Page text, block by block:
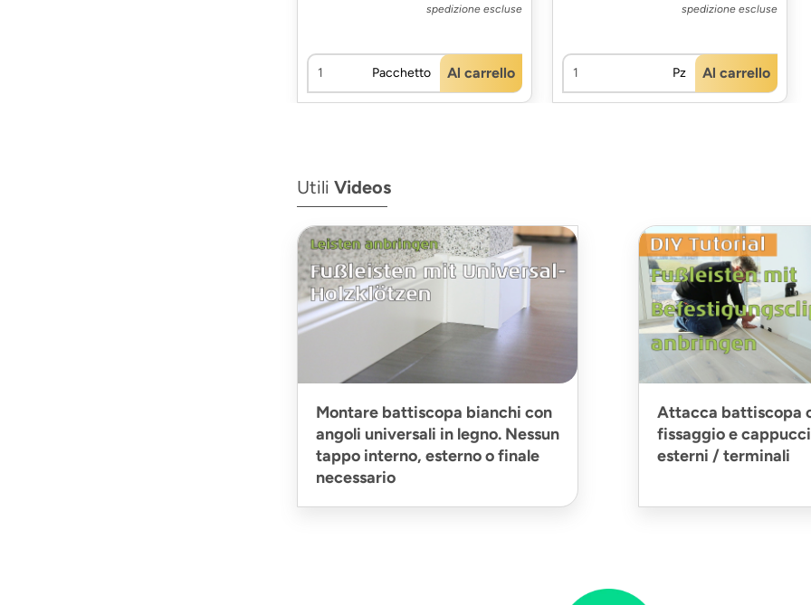
spedizione escluse
Pacchetto Al carrello
spedizione escluse
Pz Al carrello
Utili Videos
Montare battiscopa bianchi con
angoli universali in legno. Nessun
tappo interno, esterno o finale
necessario
Attacca battiscopa
fissaggio e
esterni / terminali